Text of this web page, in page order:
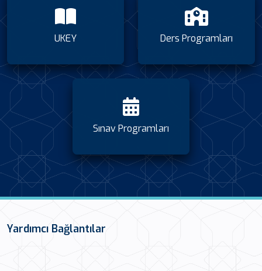
UKEY Ders Programları
Sınav Programları
Yardımcı Bağlantılar